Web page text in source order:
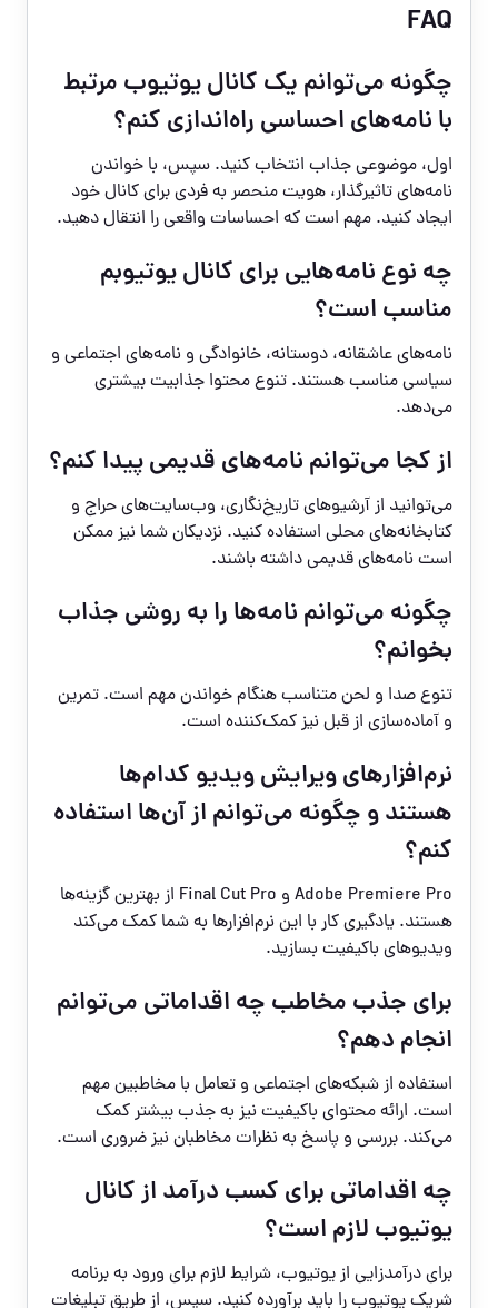
FAQ
چگونه می‌توانم یک کانال یوتیوب مرتبط
با نامه‌های احساسی راه‌اندازی کنم؟
اول، موضوعی جذاب انتخاب کنید. سپس، با خواندن
نامه‌های تاثیرگذار، هویت منحصر به فردی برای کانال خود
ایجاد کنید. مهم است که احساسات واقعی را انتقال دهید.
چه نوع نامه‌هایی برای کانال یوتیوبم
مناسب است؟
نامه‌های عاشقانه، دوستانه، خانوادگی و نامه‌های اجتماعی و
سیاسی مناسب هستند. تنوع محتوا جذابیت بیشتری
می‌دهد.
از کجا می‌توانم نامه‌های قدیمی پیدا کنم؟
می‌توانید از آرشیوهای تاریخ‌نگاری، وب‌سایت‌های حراج و
کتابخانه‌های محلی استفاده کنید. نزدیکان شما نیز ممکن
است نامه‌های قدیمی داشته باشند.
چگونه می‌توانم نامه‌ها را به روشی جذاب
بخوانم؟
تنوع صدا و لحن متناسب هنگام خواندن مهم است. تمرین
و آماده‌سازی از قبل نیز کمک‌کننده است.
نرم‌افزارهای ویرایش ویدیو کدام‌ها
هستند و چگونه می‌توانم از آن‌ها استفاده
کنم؟
Adobe Premiere Pro و Final Cut Pro از بهترین گزینه‌ها
هستند. یادگیری کار با این نرم‌افزارها به شما کمک می‌کند
ویدیوهای باکیفیت بسازید.
برای جذب مخاطب چه اقداماتی می‌توانم
انجام دهم؟
استفاده از شبکه‌های اجتماعی و تعامل با مخاطبین مهم
است. ارائه محتوای باکیفیت نیز به جذب بیشتر کمک
می‌کند. بررسی و پاسخ به نظرات مخاطبان نیز ضروری است.
چه اقداماتی برای کسب درآمد از کانال
یوتیوب لازم است؟
برای درآمدزایی از یوتیوب، شرایط لازم برای ورود به برنامه
شریک یوتیوب را باید برآورده کنید. سپس، از طریق تبلیغات